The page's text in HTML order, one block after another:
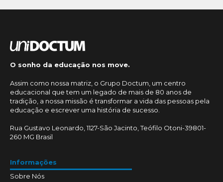
O sonho da educação nos move.
Assim como nossa matriz, o Grupo Doctum, um centro
educacional que tem um legado de mais de 80 anos de
tradição, a nossa missão é transformar a vida das pessoas pela
educação e escrever uma história de sucesso.
Rua Gustavo Leonardo, 1127-São Jacinto, Teófilo Otoni-39801-
260 MG Brasil
Informações
Sobre Nós